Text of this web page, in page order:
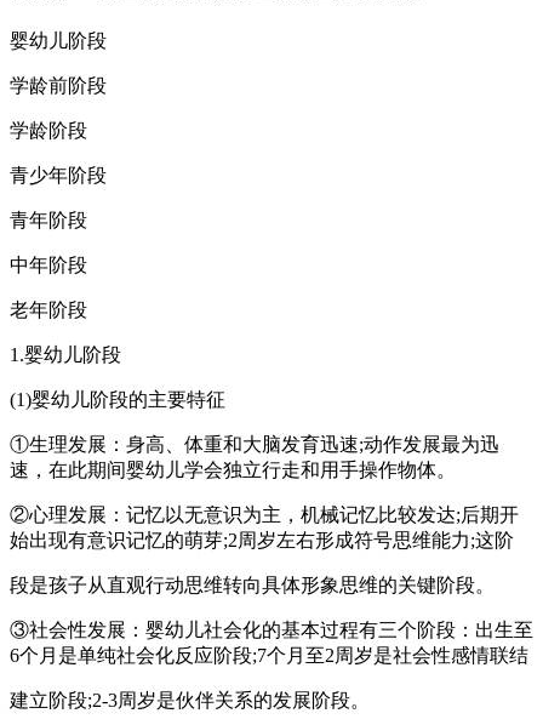
婴幼儿阶段
学龄前阶段
学龄阶段
青少年阶段
青年阶段
中年阶段
老年阶段
1.婴幼儿阶段
(1)婴幼儿阶段的主要特征
①生理发展：身高、体重和大脑发育迅速;动作发展最为迅
速，在此期间婴幼儿学会独立行走和用手操作物体。
②心理发展：记忆以无意识为主，机械记忆比较发达;后期开
始出现有意识记忆的萌芽;2周岁左右形成符号思维能力;这阶
段是孩子从直观行动思维转向具体形象思维的关键阶段。
③社会性发展：婴幼儿社会化的基本过程有三个阶段：出生至
6个月是单纯社会化反应阶段;7个月至2周岁是社会性感情联结
建立阶段;2-3周岁是伙伴关系的发展阶段。